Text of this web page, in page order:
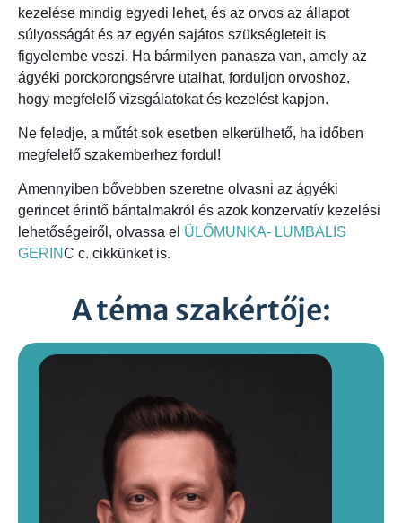
kezelése mindig egyedi lehet, és az orvos az állapot
súlyosságát és az egyén sajátos szükségleteit is
figyelembe veszi. Ha bármilyen panasza van, amely az
ágyéki porckorongsérvre utalhat, forduljon orvoshoz,
hogy megfelelő vizsgálatokat és kezelést kapjon.
Ne feledje, a műtét sok esetben elkerülhető, ha időben
megfelelő szakemberhez fordul!
Amennyiben bővebben szeretne olvasni az ágyéki
gerincet érintő bántalmakról és azok konzervatív kezelési
lehetőségeiről, olvassa el ÜLŐMUNKA- LUMBALIS
GERINC c. cikkünket is.
A téma szakértője: